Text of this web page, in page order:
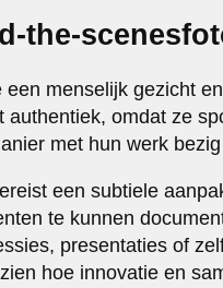
the-
menselijk gezicht
omdat ze
met hun werk
een subtiele
te kunnen
presentaties of
hoe innovatie en